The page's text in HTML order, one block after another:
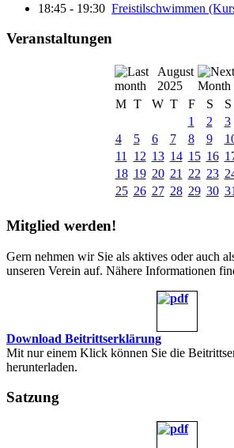
18:45 - 19:30 Freistilschwimmen
Veranstaltungen
August
2025
M T W T F S
S
1
2
3
4
5 6 7 8 9
11
12 13 14 15 16
18 19 20 21 22 23
25 26 27 28 29 30 31
Mitglied werden!
Gern nehmen wir Sie als aktives oder auch
unseren Verein auf. Nähere Informationen
Download Beitrittserklärung
Mit nur einem Klick können Sie die
herunterladen.
Satzung